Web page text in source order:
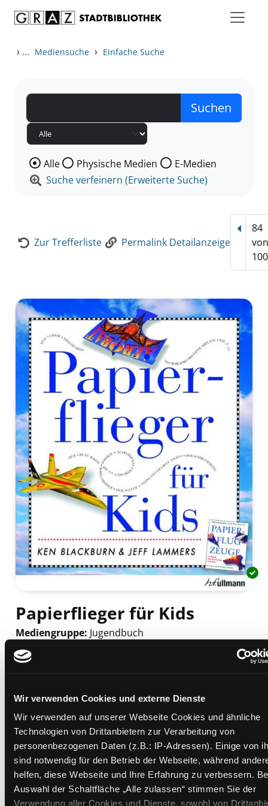
Wir verwenden Cookies und externe Dienste
Wir verwenden auf unserer Webseite Cookies und ähnliche
Technologien von Drittanbietern zur Verarbeitung von
personenbezogenen Daten (z.B.: IP-Adressen). Einige von
sind notwendig für den Betrieb der Webseite, während
helfen, diese Webseite und Ihre Erfahrung zu verbessern.
Auswahl der Schaltfläche „Alle zulassen“ stimmen Sie der
Verwendung aller Cookies und Dienste, sowohl von
› ... Mediensuche › Einfache Suche
Wählen Sie die Medienart nach der Sie suchen wollen.
Alle Physische Medien
E-Medien
Suche verfeinern (Erweiterte Suche)
Zur Trefferliste Permalink Detailanzeige
84
von
Papierflieger für Kids
Mediengruppe: Jugendbuch
Verfasser:
Mehr Informationen ein-/ausblenden
Exemplare
Zweigstelle:Süd - Lauzilgasse
Signatur:
JS.B BLA